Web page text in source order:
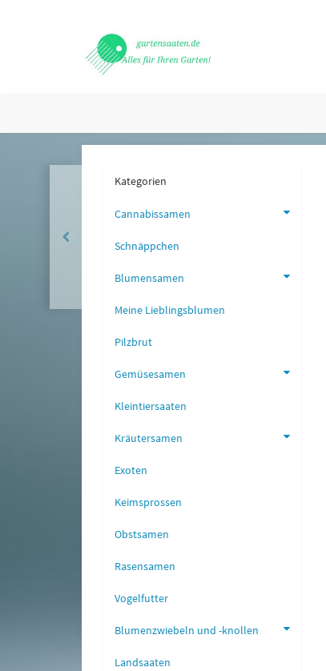
Kategorien
Cannabissamen
Schnäppchen
Blumensamen
Meine Lieblingsblumen
Pilzbrut
Gemüsesamen
Kleintiersaaten
Kräutersamen
Exoten
Keimsprossen
Obstsamen
Rasensamen
Vogelfutter
Blumenzwiebeln und -knollen
Landsaaten